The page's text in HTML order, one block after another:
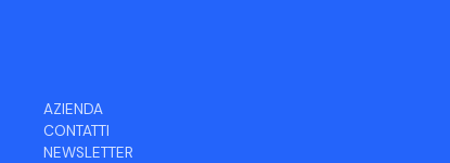
AZIENDA
CONTATTI
NEWSLETTER